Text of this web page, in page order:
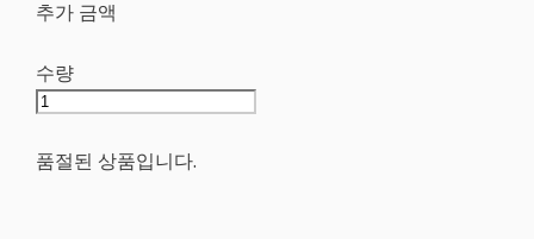
추가 금액
수량
품절된 상품입니다.